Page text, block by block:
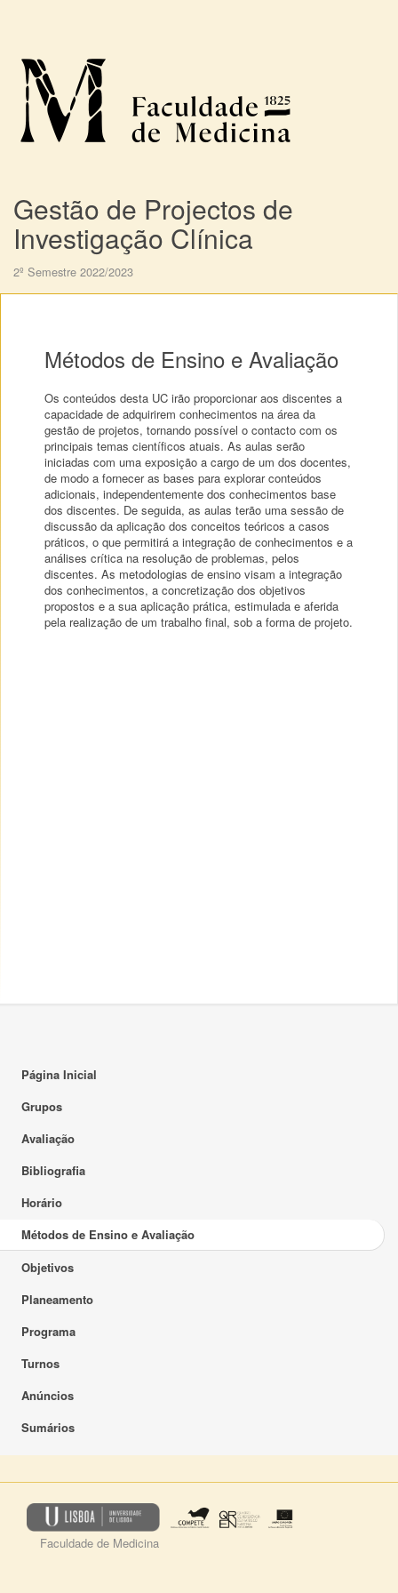
Gestão de Projectos de
Investigação Clínica
2º Semestre 2022/2023
Métodos de Ensino e Avaliação
Os conteúdos desta UC irão proporcionar aos discentes a
capacidade de adquirirem conhecimentos na área da
gestão de projetos, tornando possível o contacto com os
principais temas científicos atuais. As aulas serão
iniciadas com uma exposição a cargo de um dos docentes,
de modo a fornecer as bases para explorar conteúdos
adicionais, independentemente dos conhecimentos base
dos discentes. De seguida, as aulas terão uma sessão de
discussão da aplicação dos conceitos teóricos a casos
práticos, o que permitirá a integração de conhecimentos e a
análises crítica na resolução de problemas, pelos
discentes. As metodologias de ensino visam a integração
dos conhecimentos, a concretização dos objetivos
propostos e a sua aplicação prática, estimulada e aferida
pela realização de um trabalho final, sob a forma de projeto.
Página Inicial
Grupos
Avaliação
Bibliografia
Horário
Métodos de Ensino e Avaliação
Objetivos
Planeamento
Programa
Turnos
Anúncios
Sumários
Faculdade de Medicina